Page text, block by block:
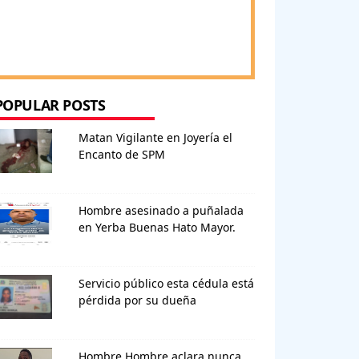
POSTS
Matan Vigilante en Joyería el
Encanto de SPM
Hombre asesinado a puñalada
en Yerba Buenas Hato Mayor.
Servicio público esta cédula está
pérdida por su dueña